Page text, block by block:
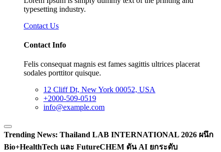
typesetting industry.
Contact Us
Contact Info
Felis consequat magnis est fames sagittis ultrices placerat
sodales porttitor quisque.
12 Cliff Dt, New York 00052, USA
+2000-509-0519
info@example.com
Trending News: Thailand LAB INTERNATIONAL 2026 ผนึก
Bio+HealthTech และ FutureCHEM ดัน AI ยกระดับ